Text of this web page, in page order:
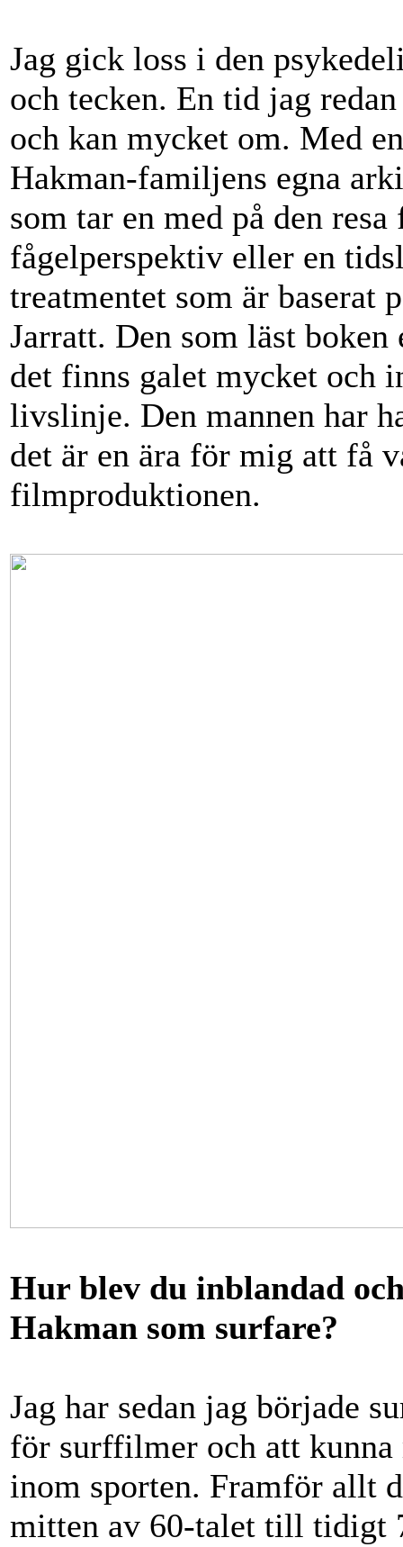
Jag gick loss i den
och tecken. En tid jag
och kan mycket om. Med
Hakman-familjens egna
som tar en med på den
fågelperspektiv eller en
treatmentet som är baserat
Jarratt. Den som läst
det finns galet mycket och
livslinje. Den mannen har
det är en ära för mig att få
filmproduktionen.
Hur blev du inblandad
Hakman som surfare?
Jag har sedan jag började
för surffilmer och att
inom sporten. Framför allt
mitten av 60-talet till